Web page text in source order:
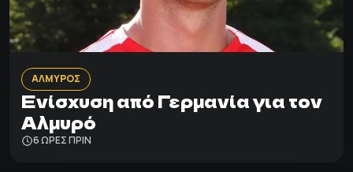
ΑΛΜΥΡΟΣ
Ενίσχυση από Γερμανία για τον
Αλμυρό
6 ΩΡΕΣ ΠΡΙΝ